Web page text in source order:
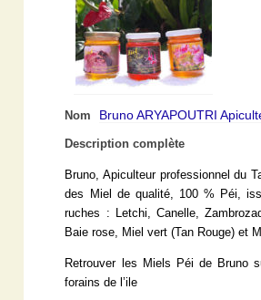
Nom Bruno ARYAPOUTRI
Description complète
Bruno, Apiculteur professionnel du
des Miel de qualité, 100 % Péi,
ruches : Letchi, Canelle,
Baie rose, Miel vert (Tan Rouge) et
Retrouver les Miels Péi de Bruno
forains de l’ile